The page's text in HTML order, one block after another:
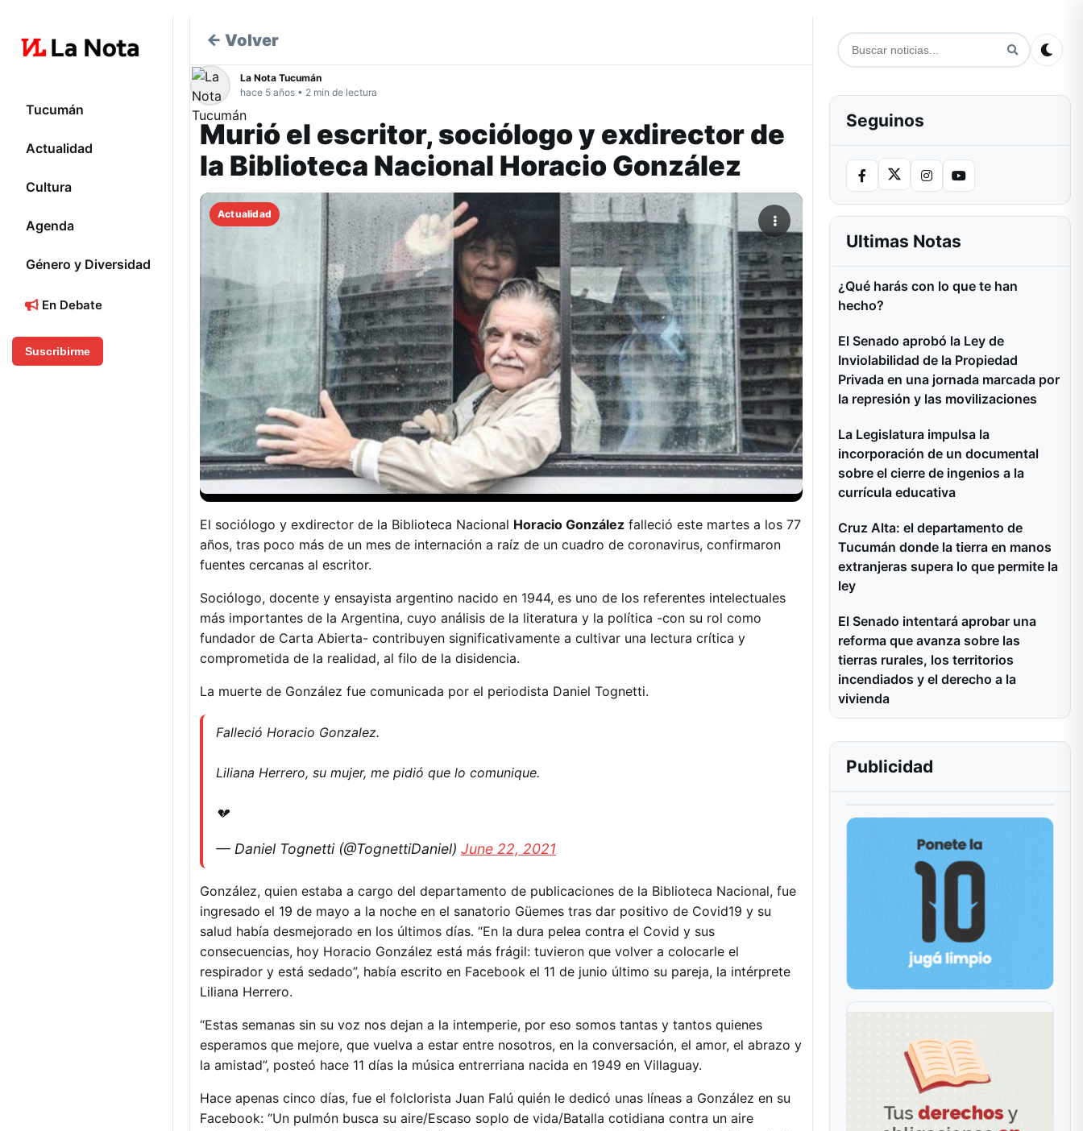
Tucumán
Actualidad
Cultura
Agenda
Género y Diversidad
En Debate
Suscribirme
← Volver
La Nota Tucumán
hace 5 años • 2 min de lectura
Murió el escritor, sociólogo y exdirector de
la Biblioteca Nacional Horacio González
Actualidad
El sociólogo y exdirector de la Biblioteca Nacional Horacio González falleció este martes a los 77
años, tras poco más de un mes de internación a raíz de un cuadro de coronavirus, confirmaron
fuentes cercanas al escritor.
Sociólogo, docente y ensayista argentino nacido en 1944, es uno de los referentes intelectuales
más importantes de la Argentina, cuyo análisis de la literatura y la política -con su rol como
fundador de Carta Abierta- contribuyen significativamente a cultivar una lectura crítica y
comprometida de la realidad, al filo de la disidencia.
La muerte de González fue comunicada por el periodista Daniel Tognetti.
Falleció Horacio Gonzalez.
Liliana Herrero, su mujer, me pidió que lo comunique.
💔
— Daniel Tognetti (@TognettiDaniel) June 22, 2021
González, quien estaba a cargo del departamento de publicaciones de la Biblioteca Nacional, fue
ingresado el 19 de mayo a la noche en el sanatorio Güemes tras dar positivo de Covid19 y su
salud había desmejorado en los últimos días. “En la dura pelea contra el Covid y sus
consecuencias, hoy Horacio González está más frágil: tuvieron que volver a colocarle el
respirador y está sedado”, había escrito en Facebook el 11 de junio último su pareja, la intérprete
Liliana Herrero.
“Estas semanas sin su voz nos dejan a la intemperie, por eso somos tantas y tantos quienes
esperamos que mejore, que vuelva a estar entre nosotros, en la conversación, el amor, el abrazo y
la amistad”, posteó hace 11 días la música entrerriana nacida en 1949 en Villaguay.
Hace apenas cinco días, fue el folclorista Juan Falú quién le dedicó unas líneas a González en su
Facebook: “Un pulmón busca su aire/Escaso soplo de vida/Batalla cotidiana contra un aire
Seguinos
Ultimas Notas
¿Qué harás con lo que te han
hecho?
El Senado aprobó la Ley de
Inviolabilidad de la Propiedad
Privada en una jornada marcada por
la represión y las movilizaciones
La Legislatura impulsa la
incorporación de un documental
sobre el cierre de ingenios a la
currícula educativa
Cruz Alta: el departamento de
Tucumán donde la tierra en manos
extranjeras supera lo que permite la
ley
El Senado intentará aprobar una
reforma que avanza sobre las
tierras rurales, los territorios
incendiados y el derecho a la
vivienda
Publicidad